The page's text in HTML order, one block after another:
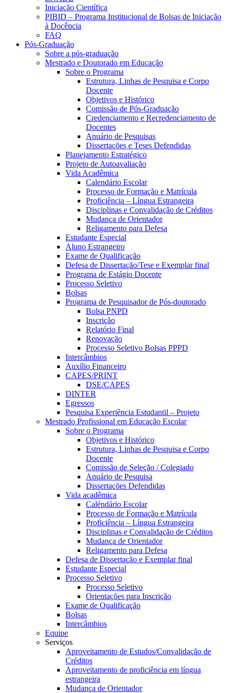
Iniciação Científica
PIBID – Programa Institucional de Bolsas de Iniciação
à Docência
FAQ
Pós-Graduação
Sobre a pós-graduação
Mestrado e Doutorado em Educação
Sobre o Programa
Estrutura, Linhas de Pesquisa e Corpo
Docente
Objetivos e Histórico
Comissão de Pós-Graduação
Credenciamento e Recredenciamento de
Docentes
Anuário de Pesquisas
Dissertações e Teses Defendidas
Planejamento Estratégico
Projeto de Autoavaliação
Vida Acadêmica
Calendário Escolar
Processo de Formação e Matrícula
Proficiência – Língua Estrangeira
Disciplinas e Convalidação de Créditos
Mudança de Orientador
Religamento para Defesa
Estudante Especial
Aluno Estrangeiro
Exame de Qualificação
Defesa de Dissertação/Tese e Exemplar final
Programa de Estágio Docente
Processo Seletivo
Bolsas
Programa de Pesquisador de Pós-doutorado
Bolsa PNPD
Inscrição
Relatório Final
Renovação
Processo Seletivo Bolsas PPPD
Intercâmbios
Auxílio Financeiro
CAPES/PRINT
DSE/CAPES
DINTER
Egressos
Pesquisa Experiência Estudantil – Projeto
Mestrado Profissional em Educação Escolar
Sobre o Programa
Objetivos e Histórico
Estrutura, Linhas de Pesquisa e Corpo
Docente
Comissão de Seleção / Colegiado
Anuário de Pesquisa
Dissertações Defendidas
Vida acadêmica
Caléndário Escolar
Processo de Formação e Matrícula
Proficiência – Língua Estrangeira
Disciplinas e Convalidação de Créditos
Mudança de Orientador
Religamento para Defesa
Defesa de Dissertação e Exemplar final
Estudante Especial
Processo Seletivo
Processo Seletivo
Orientações para Inscrição
Exame de Qualificação
Bolsas
Intercâmbios
Equipe
Serviços
Aproveitamento de Estudos/Convalidação de
Créditos
Aproveitamento de proficiência em língua
estrangeira
Mudança de Orientador